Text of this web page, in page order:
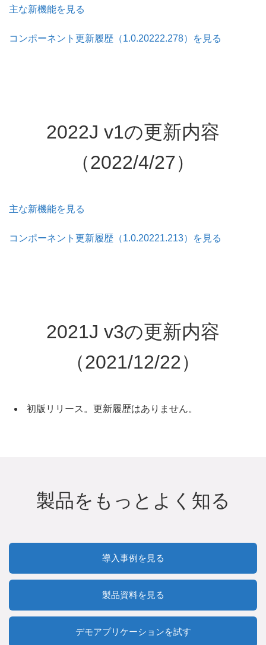
主な新機能を見る
コンポーネント更新履歴（1.0.20222.278）を見る
2022J v1の更新内容
（2022/4/27）
主な新機能を見る
コンポーネント更新履歴（1.0.20221.213）を見る
2021J v3の更新内容
（2021/12/22）
初版リリース。更新履歴はありません。
製品をもっとよく知る
導入事例を見る
製品資料を見る
デモアプリケーションを試す